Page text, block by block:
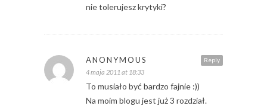
nie tolerujesz krytyki?
Reply
ANONYMOUS
4 maja 2011 at 18:33
To musiało być bardzo fajnie :))
Na moim blogu jest już 3 rozdział.